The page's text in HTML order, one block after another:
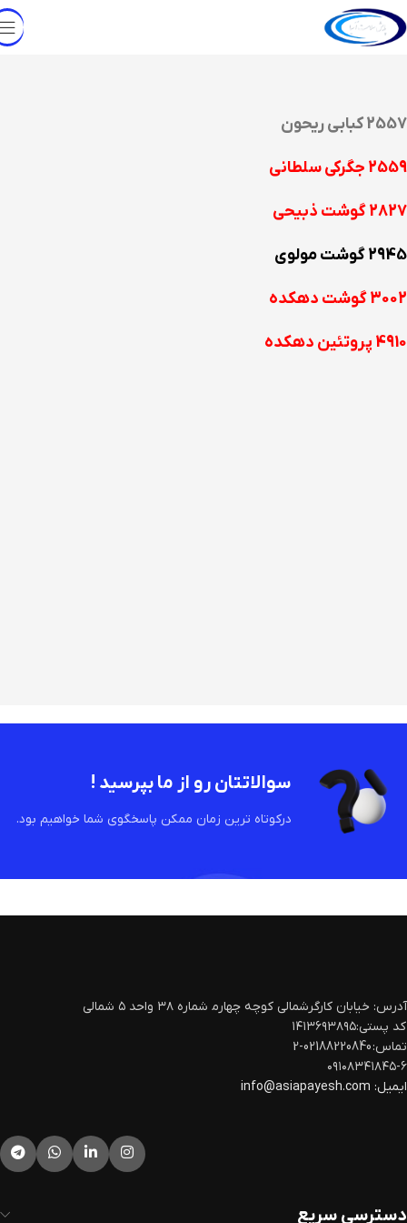
2557 کبابی ریحون
2559 جگرکی سلطانی
2827 گوشت ذبیحی
2945 گوشت مولوی
3002 گوشت دهکده
4910 پروتئین دهکده
سوالاتتان رو از ما بپرسید !
درکوتاه ترین زمان ممکن پاسخگوی شما خواهیم بود.
آدرس: خیابان کارگرشمالی کوچه چهارم‍ شماره ۳۸ واحد ۵ شمالی
کد پستی:۱۴۱۳۶۹۳۸۹۵
تماس: 02188220840-2
۰۹۱۰۸۳۴۱۸۴۵-۶
ایمیل:
دسترسی سریع